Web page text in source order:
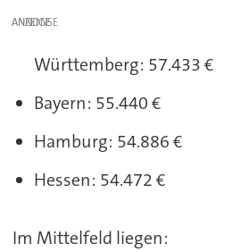
ANZEIGE
Württemberg: 57.433 €
Bayern: 55.440 €
Hamburg: 54.886 €
Hessen: 54.472 €
Im Mittelfeld liegen: